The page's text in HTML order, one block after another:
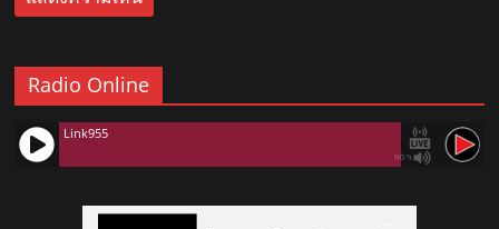
Radio Online
90%
Link955